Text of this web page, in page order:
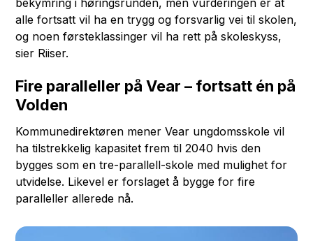
bekymring i høringsrunden, men vurderingen er at
alle fortsatt vil ha en trygg og forsvarlig vei til skolen,
og noen førsteklassinger vil ha rett på skoleskyss,
sier Riiser.
Fire paralleller på Vear – fortsatt én på
Volden
Kommunedirektøren mener Vear ungdomsskole vil
ha tilstrekkelig kapasitet frem til 2040 hvis den
bygges som en tre-parallell-skole med mulighet for
utvidelse. Likevel er forslaget å bygge for fire
paralleller allerede nå.